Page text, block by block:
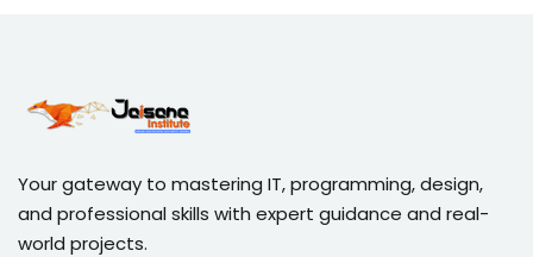
Your gateway to mastering IT, programming, design,
and professional skills with expert guidance and real-
world projects.